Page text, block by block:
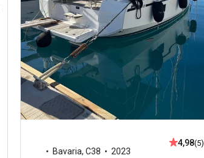
Bavaria, C38
2023
4,98(5)